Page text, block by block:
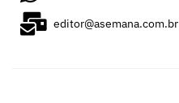
editor@asemana.com.br